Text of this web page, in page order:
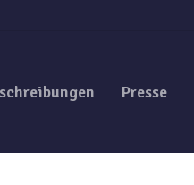
Presse